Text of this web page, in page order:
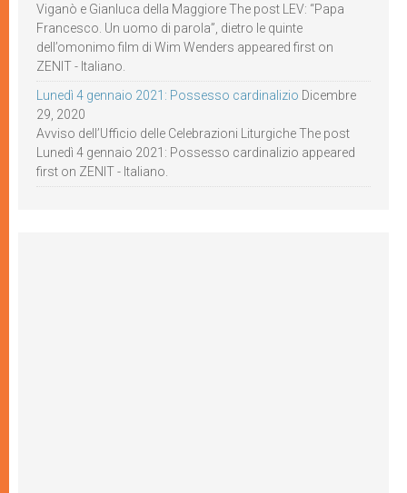
Viganò e Gianluca della Maggiore The post LEV: “Papa
Francesco. Un uomo di parola”, dietro le quinte
dell’omonimo film di Wim Wenders appeared first on
ZENIT - Italiano.
Lunedì 4 gennaio 2021: Possesso cardinalizio Dicembre
29, 2020
Avviso dell’Ufficio delle Celebrazioni Liturgiche The post
Lunedì 4 gennaio 2021: Possesso cardinalizio appeared
first on ZENIT - Italiano.